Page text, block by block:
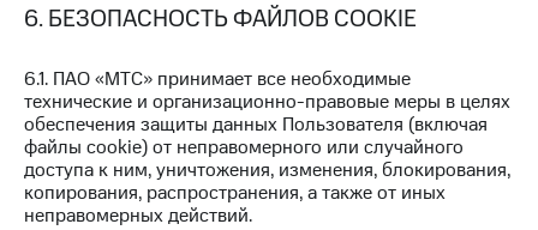
6. БЕЗОПАСНОСТЬ ФАЙЛОВ COOKIE
6.1. ПАО «МТС» принимает все необходимые
технические и организационно-правовые меры в целях
обеспечения защиты данных Пользователя (включая
файлы cookie) от неправомерного или случайного
доступа к ним, уничтожения, изменения, блокирования,
копирования, распространения, а также от иных
неправомерных действий.